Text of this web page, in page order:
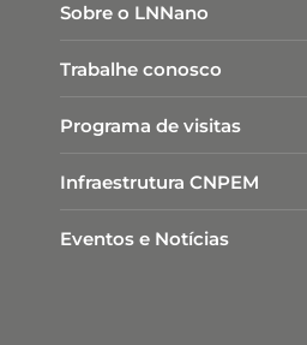
Sobre o LNNano
Trabalhe conosco
Programa de visitas
Infraestrutura CNPEM
Eventos e Notícias